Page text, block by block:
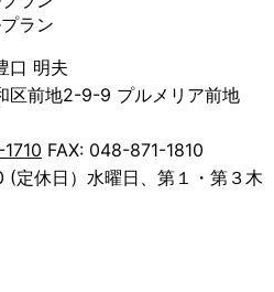
ラン
口 明夫
区前地2-9-9 プルメリア前地
FAX: 048-871-1810
(定休日）水曜日、第１・第３木